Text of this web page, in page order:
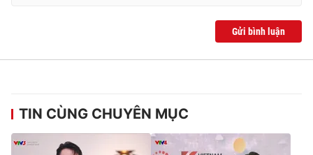
Gửi bình luận
TIN CÙNG CHUYÊN MỤC